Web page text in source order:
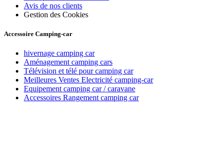
Avis de nos clients
Gestion des Cookies
Accessoire Camping-car
hivernage camping car
Aménagement camping cars
Télévision et télé pour camping car
Meilleures Ventes Electricité camping-car
Equipement camping car / caravane
Accessoires Rangement camping car